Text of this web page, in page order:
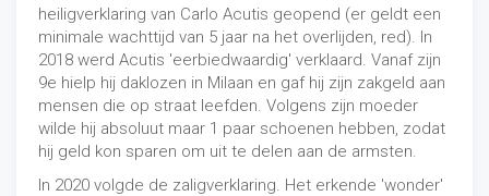
heiligverklaring van Carlo Acutis geopend (er geldt een
minimale wachttijd van 5 jaar na het overlijden, red). In
2018 werd Acutis 'eerbiedwaardig' verklaard. Vanaf zijn
9e hielp hij daklozen in Milaan en gaf hij zijn zakgeld aan
mensen die op straat leefden. Volgens zijn moeder
wilde hij absoluut maar 1 paar schoenen hebben, zodat
hij geld kon sparen om uit te delen aan de armsten.
In 2020 volgde de zaligverklaring. Het erkende 'wonder'